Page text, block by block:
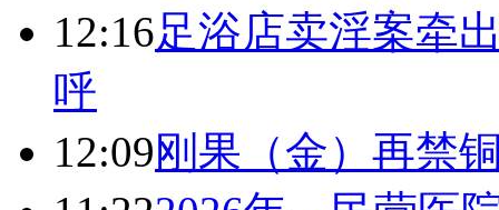
12:16足浴店卖淫案牵
呼
12:09刚果（金）再禁